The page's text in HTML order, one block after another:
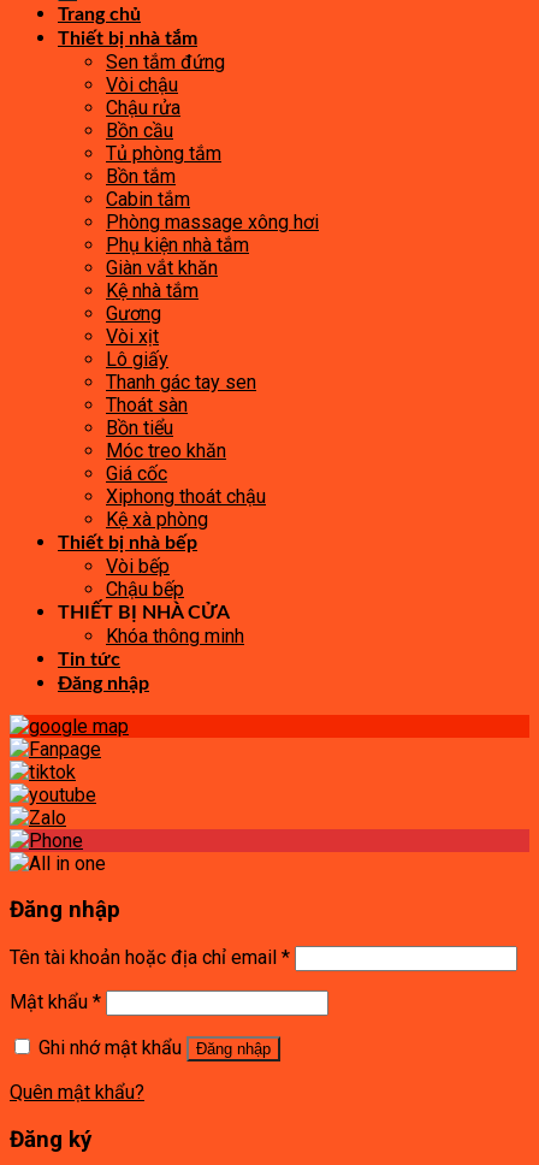
Trang chủ
Thiết bị nhà tắm
Sen tắm đứng
Vòi chậu
Chậu rửa
Bồn cầu
Tủ phòng tắm
Bồn tắm
Cabin tắm
Phòng massage xông hơi
Phụ kiện nhà tắm
Giàn vắt khăn
Kệ nhà tắm
Gương
Vòi xịt
Lô giấy
Thanh gác tay sen
Thoát sàn
Bồn tiểu
Móc treo khăn
Giá cốc
Xiphong thoát chậu
Kệ xà phòng
Thiết bị nhà bếp
Vòi bếp
Chậu bếp
THIẾT BỊ NHÀ CỬA
Khóa thông minh
Tin tức
Đăng nhập
Đăng nhập
Tên tài khoản hoặc địa chỉ email *
Mật khẩu *
Ghi nhớ mật khẩu
Đăng nhập
Quên mật khẩu?
Đăng ký